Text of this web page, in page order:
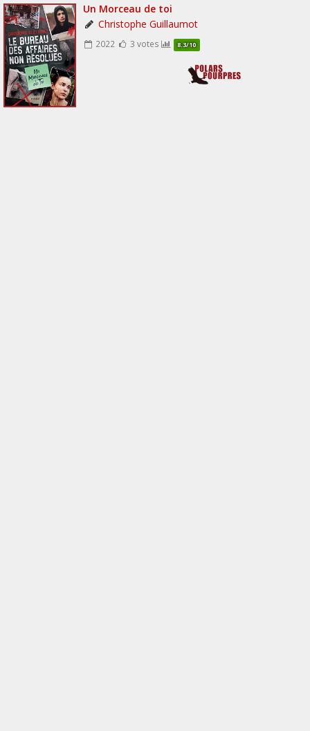
Un Morceau de toi
Christophe Guillaumot
2022 3 votes 8.3/10